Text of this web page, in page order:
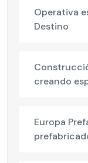
Operativa
Destino
creando
Europa